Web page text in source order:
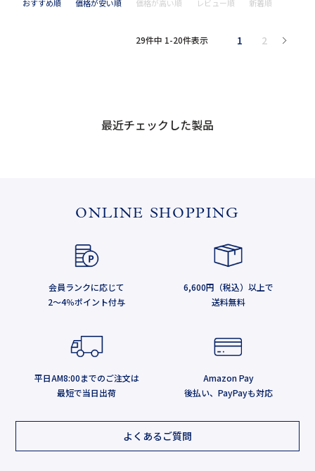
おすすめ順
価格が安い順 価格が高い順 レビュー順 新着順
29件中 1-20件表示 1 2
最近チェックした製品
ONLINE SHOPPING
会員ランクに応じて
2～4％ポイント付与
6,600円（税込）以上で
送料無料
平日AM8:00までのご注文は
最短で当日出荷
Amazon Pay
後払い、PayPayも対応
よくあるご質問